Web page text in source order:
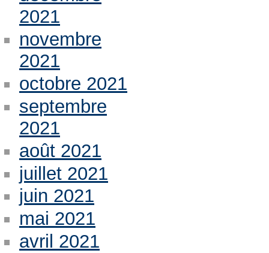
2021
novembre
2021
octobre 2021
septembre
2021
août 2021
juillet 2021
juin 2021
mai 2021
avril 2021